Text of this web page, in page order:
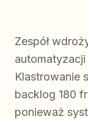
Zespół
Klastrowanie
backlog 180
ponieważ